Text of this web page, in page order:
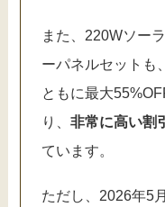
また、220Wソー
ーパネルセットも
ともに最大
り、 非常に高い割
ています。
ただし、2026年5